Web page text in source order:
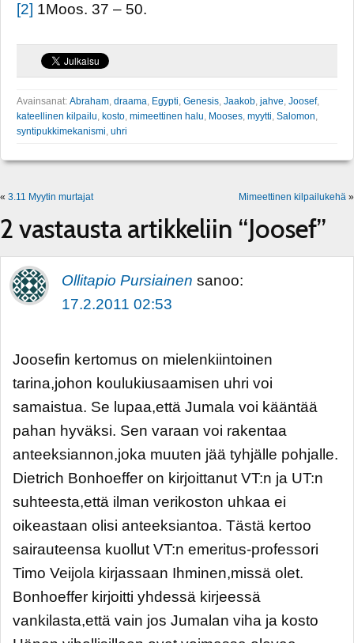
[2] 1Moos. 37 – 50.
Avainsanat: Abraham draama Egypti Genesis Jaakob jahve Joosef,
kateellinen kilpailu kosto mimeettinen halu Mooses myytti Salomon
syntipukkimekanismi uhri
« 3.11 Myytin murtajat Mimeettinen kilpailukehä »
2 vastausta artikkeliin “Joosef”
Ollitapio Pursiainen sanoo:
17.2.2011 02:53
Joosefin kertomus on mielenkiintoinen
tarina,johon koulukiusaamisen uhri voi
samaistua. Se lupaa,että Jumala voi kääntää
pahan hyväksi. Sen varaan voi rakentaa
anteeksiannon,joka muuten jää tyhjälle pohjalle.
Dietrich Bonhoeffer on kirjoittanut VT:n ja UT:n
suhteesta,että ilman verikoston uhkaa ei
oikeastaan olisi anteeksiantoa. Tästä kertoo
sairauteensa kuollut VT:n emeritus-professori
Timo Veijola kirjassaan Ihminen,missä olet.
Bonhoeffer kirjoitti yhdessä kirjeessä
vankilasta,että vain jos Jumalan viha ja kosto